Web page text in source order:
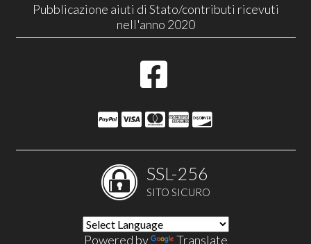
Pubblicazione aiuti di Stato/contributi ricevuti
nell'anno 2020
SSL-256
SITO SICURO
Powered by Translate